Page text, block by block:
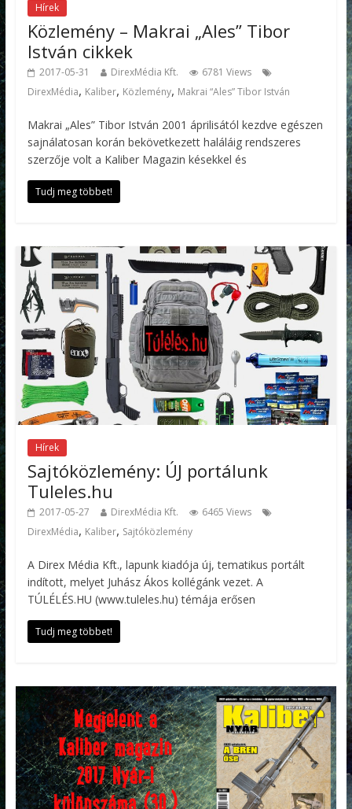
Hírek
Közlemény – Makrai „Ales” Tibor
István cikkek
2017-05-31 DirexMédia Kft.
6781 Views
DirexMédia, Kaliber, Közlemény, Makrai “Ales” Tibor István
Makrai „Ales” Tibor István 2001 áprilisától kezdve egészen
sajnálatosan korán bekövetkezett haláláig rendszeres
szerzője volt a Kaliber Magazin késekkel és
Tudj meg többet!
Hírek
Sajtóközlemény: ÚJ portálunk
Tuleles.hu
2017-05-27 DirexMédia Kft.
6465 Views
DirexMédia, Kaliber, Sajtóközlemény
A Direx Média Kft., lapunk kiadója új, tematikus portált
indított, melyet Juhász Ákos kollégánk vezet. A
TÚLÉLÉS.HU (www.tuleles.hu) témája erősen
Tudj meg többet!